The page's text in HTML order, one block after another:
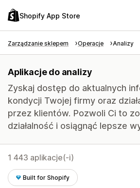
Shopify App Store
Zarządzanie sklepem Operacje Analizy
Aplikacje do analizy
Zyskaj dostęp do aktualnych
kondycji Twojej firmy oraz
przez klientów. Pozwoli Ci to
działalność i osiągnąć lepsze
1 443 aplikacje(-i)
Built for Shopify